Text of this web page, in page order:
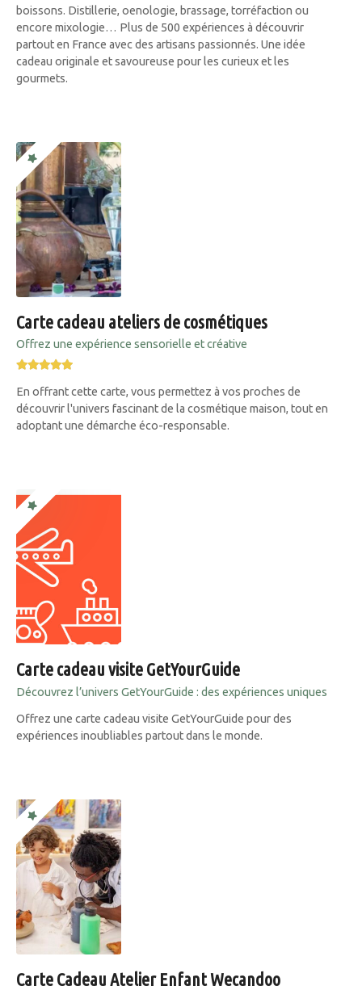
boissons. Distillerie, oenologie, brassage, torréfaction ou
encore mixologie… Plus de 500 expériences à découvrir
partout en France avec des artisans passionnés. Une idée
cadeau originale et savoureuse pour les curieux et les
gourmets.
Carte cadeau ateliers de cosmétiques
Offrez une expérience sensorielle et créative
En offrant cette carte, vous permettez à vos proches de
découvrir l'univers fascinant de la cosmétique maison, tout en
adoptant une démarche éco-responsable.
Carte cadeau visite GetYourGuide
Découvrez l’univers GetYourGuide : des expériences uniques
Offrez une carte cadeau visite GetYourGuide pour des
expériences inoubliables partout dans le monde.
Carte Cadeau Atelier Enfant Wecandoo